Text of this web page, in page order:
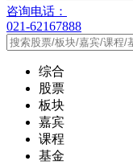
咨询电话：
021-62167888
综合
股票
板块
嘉宾
课程
基金